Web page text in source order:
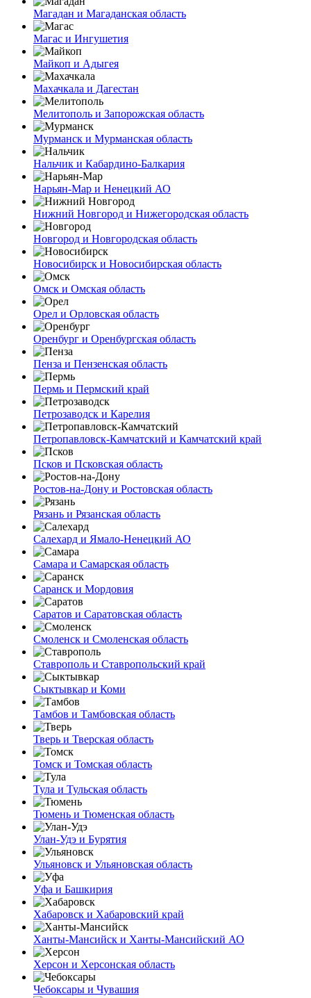
Магадан и Магаданская область
Магас и Ингушетия
Майкоп и Адыгея
Махачкала и Дагестан
Мелитополь и Запорожская область
Мурманск и Мурманская область
Нальчик и Кабардино-Балкария
Нарьян-Мар и Ненецкий АО
Нижний Новгород и Нижегородская область
Новгород и Новгородская область
Новосибирск и Новосибирская область
Омск и Омская область
Орел и Орловская область
Оренбург и Оренбургская область
Пенза и Пензенская область
Пермь и Пермский край
Петрозаводск и Карелия
Петропавловск-Камчатский и Камчатский край
Псков и Псковская область
Ростов-на-Дону и Ростовская область
Рязань и Рязанская область
Салехард и Ямало-Ненецкий АО
Самара и Самарская область
Саранск и Мордовия
Саратов и Саратовская область
Смоленск и Смоленская область
Ставрополь и Ставропольский край
Сыктывкар и Коми
Тамбов и Тамбовская область
Тверь и Тверская область
Томск и Томская область
Тула и Тульская область
Тюмень и Тюменская область
Улан-Удэ и Бурятия
Ульяновск и Ульяновская область
Уфа и Башкирия
Хабаровск и Хабаровский край
Ханты-Мансийск и Ханты-Мансийский АО
Херсон и Херсонская область
Чебоксары и Чувашия